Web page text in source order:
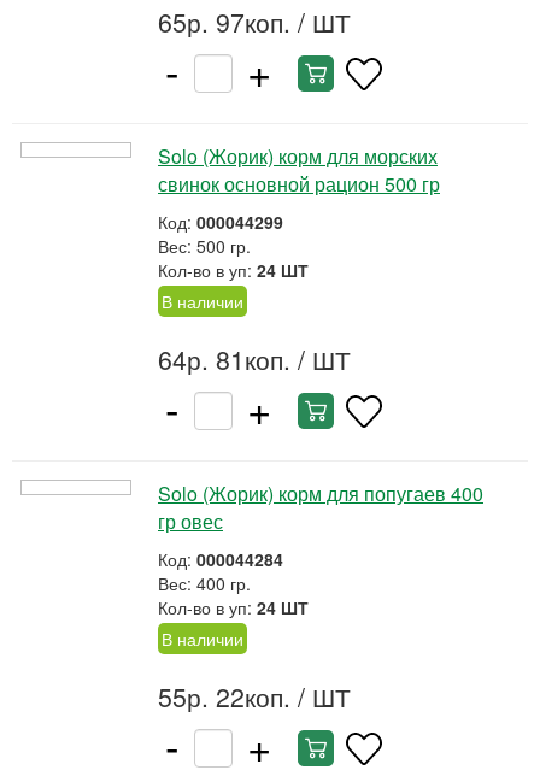
65р. 97коп. / ШТ
- +
Solo (Жорик) корм для морских
свинок основной рацион 500 гр
Код: 000044299
Вес: 500 гр.
Кол-во в уп: 24 ШТ
В наличии
64р. 81коп. / ШТ
- +
Solo (Жорик) корм для попугаев 400
гр овес
Код: 000044284
Вес: 400 гр.
Кол-во в уп: 24 ШТ
В наличии
55р. 22коп. / ШТ
- +